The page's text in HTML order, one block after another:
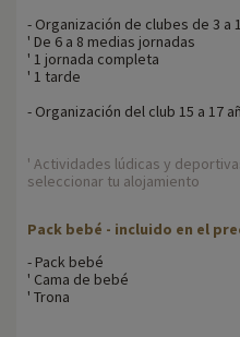
- Organización de clubes de 3 a
' De 6 a 8 medias jornadas
' 1 jornada completa
' 1 tarde
- Organización del club 15 a 17
' Actividades lúdicas y
seleccionar tu alojamiento
Pack bebé - incluido en el
- Pack bebé
' Cama de bebé
' Trona